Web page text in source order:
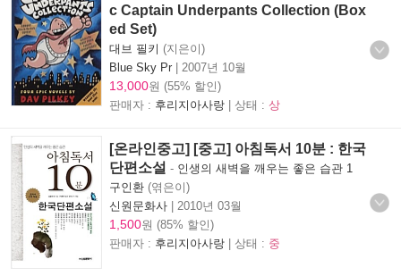
c Captain Underpants Collection (Box
ed Set)
대브 필키 (지은이)
Blue Sky Pr | 2007년 10월
13,000원 (55% 할인)
판매자 : 후리지아사랑 | 상태 : 상
[온라인중고] [중고] 아침독서 10분 : 한국
단편소설 - 인생의 새벽을 깨우는 좋은 습관 1
구인환 (엮은이)
신원문화사 | 2010년 03월
1,500원 (85% 할인)
판매자 : 후리지아사랑 | 상태 : 중